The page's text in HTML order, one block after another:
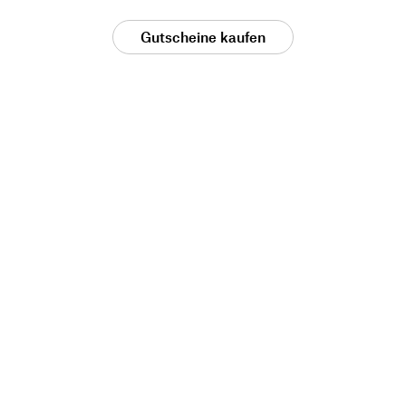
Gutscheine kaufen